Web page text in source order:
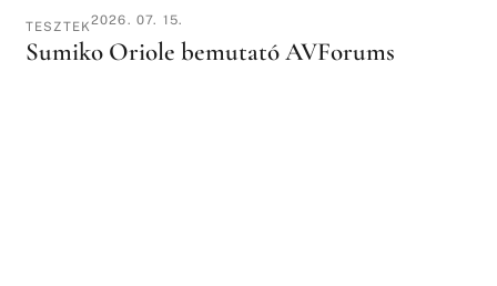
TESZTEK2026. 07. 15.
Sumiko Oriole bemutató AVForums